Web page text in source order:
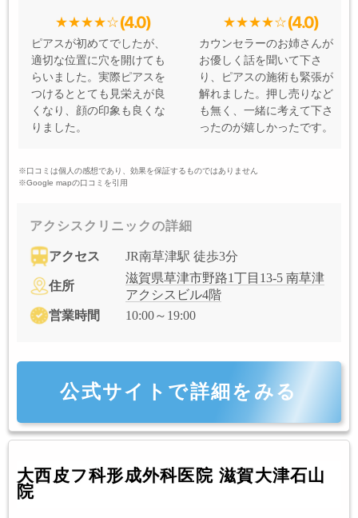
(4.0)
ピアスが初めてでしたが、
適切な位置に穴を開けても
らいました。実際ピアスを
つけるととても見栄えが良
くなり、顔の印象も良くな
りました。
(4.0)
カウンセラーのお姉さんが
お優しく話を聞いて下さ
り、ピアスの施術も緊張が
解れました。押し売りなど
も無く、一緒に考えて下さ
ったのが嬉しかったです。
※口コミは個人の感想であり、効果を保証するものではありません
※Google mapの口コミを引用
アクシスクリニックの詳細
アクセス JR南草津駅 徒歩3分
住所
滋賀県草津市野路1丁目13-5 南草津
アクシスビル4階
営業時間
10:00～19:00
公式サイトで詳細をみる
大西皮フ科形成外科医院 滋賀大津石山
院